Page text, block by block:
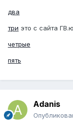
два
три это с сайта
четрые
пять
Adanis